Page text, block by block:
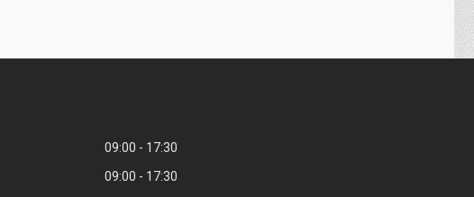
09:00
17:30
09:00
17:30